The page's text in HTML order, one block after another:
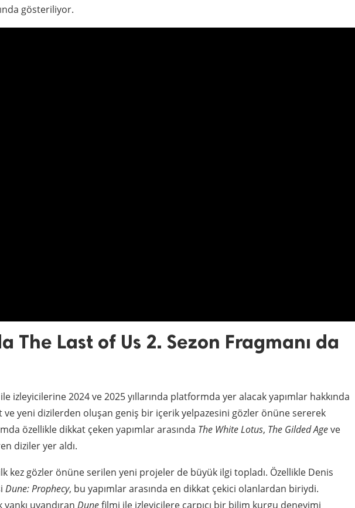
gösteriliyor.
The Last of Us 2. Sezon Fragmanı da
ile izleyicilerine 2024 ve 2025 yıllarında platformda yer alacak yapımlar hakkında
yeni dizilerden oluşan geniş bir içerik yelpazesini gözler önüne sererek
özellikle dikkat çeken yapımlar arasında The White Lotus, The Gilded Ageve
diziler yer aldı.
kez gözler önüne serilen yeni projeler de büyük ilgi topladı. Özellikle Denis
Dune: Prophecy, bu yapımlar arasında en dikkat çekici olanlardan biriydi.
uyandıran Dunefilmi ile izleyicilere çarpıcı bir bilim kurgu deneyimi